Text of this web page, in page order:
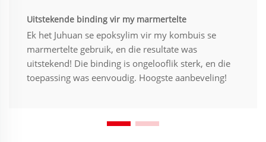
Uitstekende binding vir my marmertelte
Ek het Juhuan se epoksylim vir my kombuis se
marmertelte gebruik, en die resultate was
uitstekend! Die binding is ongelooflik sterk, en die
toepassing was eenvoudig. Hoogste aanbeveling!